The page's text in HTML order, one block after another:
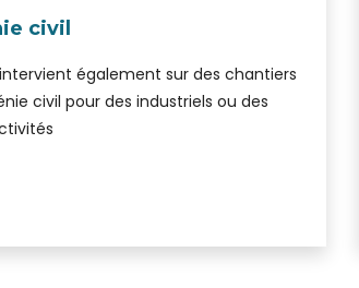
civil
également sur des chantiers
civil pour des industriels ou des